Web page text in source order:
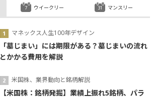
マネックス人生100年デザイン
「墓じまい」には期限がある？墓じまいの流れ
とかかる費用を解説
米国株、業界動向と銘柄解説
【米国株：銘柄発掘】業績上振れ5銘柄、パラ
ウイークリー マンスリー